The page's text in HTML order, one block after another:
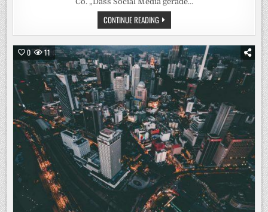
CONTINUE READINGKINDER-
UND
JUGENDÄRZTE
NATIONALE
SCHRANKEN
FÜR
SOCIAL
MEDIA
/
BVKJ-
SPRECHER
MASKE:
„REGIERUNG
MUSS
ENDLICH
HANDELN“-
KLAGE
ÜBER
„GRAVIERENDES
ELTERNVERSAGEN“
SOCIAL
MEDIA
0 11